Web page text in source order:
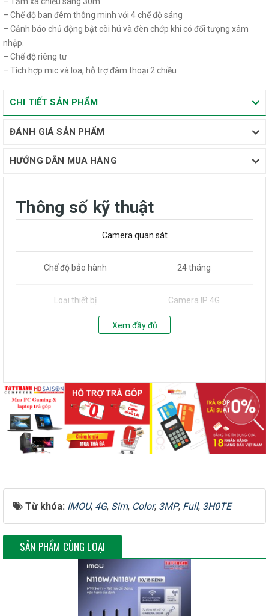
– Chế độ ban đêm thông minh với 4 chế độ sáng
– Cảnh báo chủ động bật còi hú và đèn chớp khi có đối tượng xâm
nhập.
– Chế độ riêng tư
– Tích hợp mic và loa, hỗ trợ đàm thoại 2 chiều
CHI TIẾT SẢN PHẨM
ĐÁNH GIÁ SẢN PHẨM
HƯỚNG DẪN MUA HÀNG
Thông số kỹ thuật
Camera quan sát
Chế độ bảo hành 24 tháng
Loại thiết bị Camera IP 4G
Camera theo ống kính Loại 3.6mm
Tầm quan sát 30m
– Chế độ ban đêm thông
minh với 4 chế độ sáng: Tự
còi hú và đèn chớp xanh
đỏ khi phát hiện có đối
tượng xâm nhập.
– Chế độ riêng tư
Xem đầy đủ
Từ khóa: IMOU, 4G, Sim, Color, 3MP, Full, 3H0TE
SẢN PHẨM CÙNG LOẠI